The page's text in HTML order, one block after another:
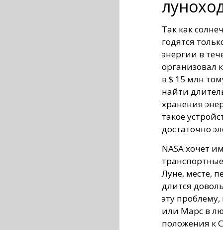
Так как
годятся
энергии в
организовал
в $ 15 млн
найти
хранения
такое
достаточно
NASA хочет
Луне, месте,
длится
эту
или Марс в
положения к